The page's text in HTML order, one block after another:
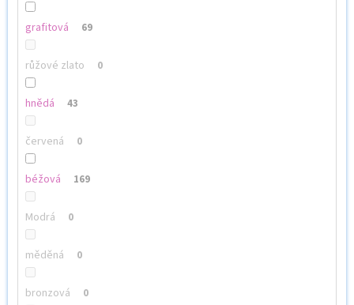
grafitová 69
růžové zlato 0
hnědá 43
červená 0
béžová 169
Modrá 0
měděná 0
bronzová 0